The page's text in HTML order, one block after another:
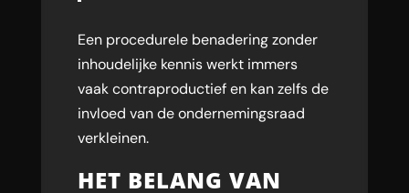
Een procedurele benadering zonder
inhoudelijke kennis werkt immers
vaak contraproductief en kan zelfs de
invloed van de ondernemingsraad
verkleinen.
HET BELANG VAN